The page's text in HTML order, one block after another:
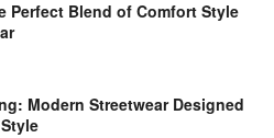
Perfect Blend of Comfort Style
Modern Streetwear Designed